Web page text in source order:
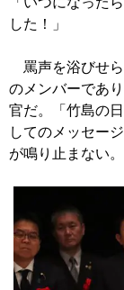
した！」
罵声を浴びせ
のメンバーであ
官だ。「竹島の
してのメッセー
が鳴り止まない。